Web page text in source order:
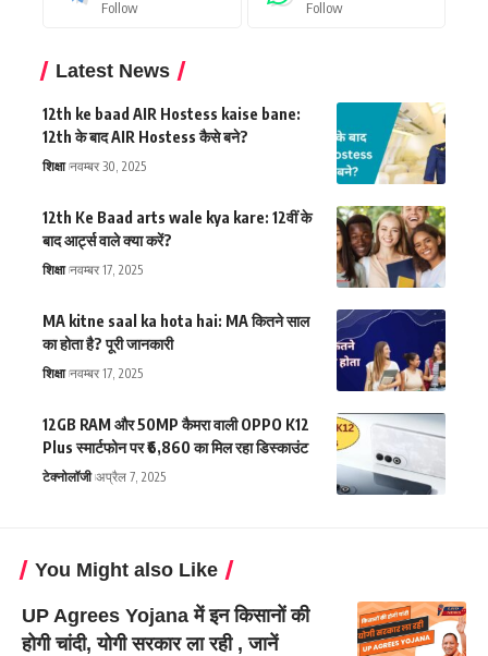
Follow Follow
Latest News
12th ke baad AIR Hostess kaise bane:
12th के बाद AIR Hostess कैसे बने?
शिक्षा नवम्बर 30, 2025
12th Ke Baad arts wale kya kare: 12वीं के
बाद आर्ट्स वाले क्या करें?
शिक्षा नवम्बर 17, 2025
MA kitne saal ka hota hai: MA कितने साल
का होता है? पूरी जानकारी
शिक्षा नवम्बर 17, 2025
12GB RAM और 50MP कैमरा वाली OPPO K12
Plus स्मार्टफोन पर ₹6,860 का मिल रहा डिस्काउंट
टेक्नोलॉजी अप्रैल 7, 2025
You Might also Like
UP Agrees Yojana में इन किसानों की
होगी चांदी, योगी सरकार ला रही , जानें